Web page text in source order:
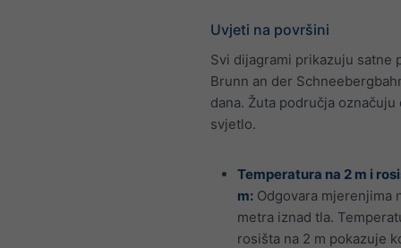
Uvjeti na površini
Svi dijagrami prikazuju satne
Brunn an der
dana. Žuta područja označuju
svjetlo.
Temperatura na 2 m i
m: Odgovara mjerenjima
metra iznad tla.
rosišta na 2 m pokazuje